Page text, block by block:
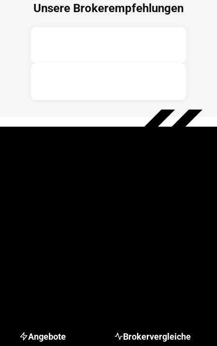
Unsere Brokerempfehlungen
Angebote Brokervergleiche